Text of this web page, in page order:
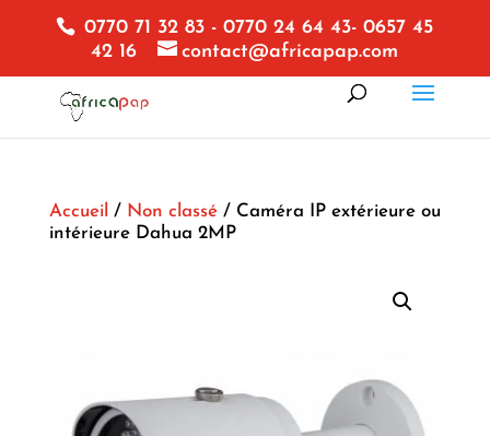
0770 71 32 83 - 0770 24 64 43- 0657 45
42 16
contact@africapap.com
Accueil / Non classé/ Caméra IP extérieure ou
intérieure Dahua 2MP